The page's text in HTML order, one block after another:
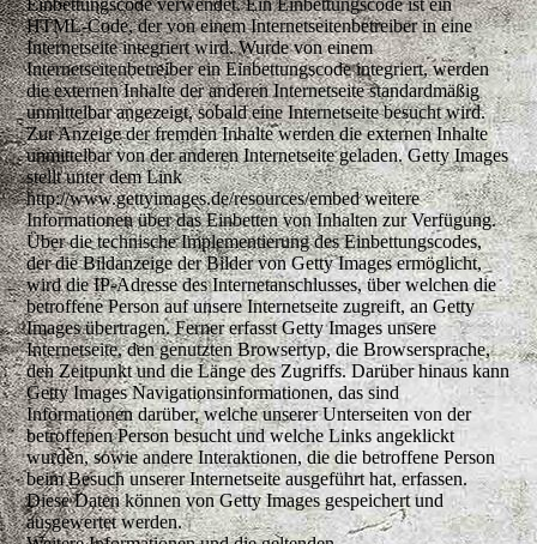
Einbettungscode verwendet. Ein Einbettungscode ist ein
HTML-Code, der von einem Internetseitenbetreiber in eine
Internetseite integriert wird. Wurde von einem
Internetseitenbetreiber ein Einbettungscode integriert, werden
die externen Inhalte der anderen Internetseite standardmäßig
unmittelbar angezeigt, sobald eine Internetseite besucht wird.
Zur Anzeige der fremden Inhalte werden die externen Inhalte
unmittelbar von der anderen Internetseite geladen. Getty Images
stellt unter dem Link
http://www.gettyimages.de/resources/embed weitere
Informationen über das Einbetten von Inhalten zur Verfügung.
Über die technische Implementierung des Einbettungscodes,
der die Bildanzeige der Bilder von Getty Images ermöglicht,
wird die IP-Adresse des Internetanschlusses, über welchen die
betroffene Person auf unsere Internetseite zugreift, an Getty
Images übertragen. Ferner erfasst Getty Images unsere
Internetseite, den genutzten Browsertyp, die Browsersprache,
den Zeitpunkt und die Länge des Zugriffs. Darüber hinaus kann
Getty Images Navigationsinformationen, das sind
Informationen darüber, welche unserer Unterseiten von der
betroffenen Person besucht und welche Links angeklickt
wurden, sowie andere Interaktionen, die die betroffene Person
beim Besuch unserer Internetseite ausgeführt hat, erfassen.
Diese Daten können von Getty Images gespeichert und
ausgewertet werden.